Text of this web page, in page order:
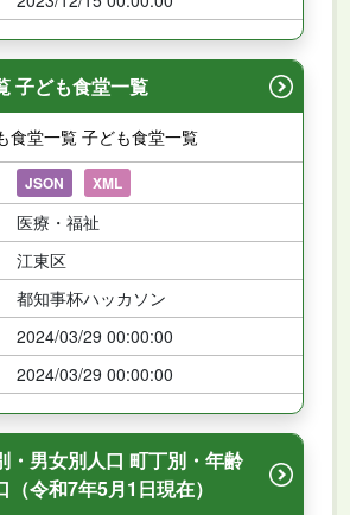
子ども食堂一覧
食堂一覧 子ども食堂一覧
JSON XML
医療・福祉
江東区
都知事杯ハッカソン
2024/03/29 00:00:00
2024/03/29 00:00:00
・男女別人口 町丁別・年齢
令和7年5月1日現在）